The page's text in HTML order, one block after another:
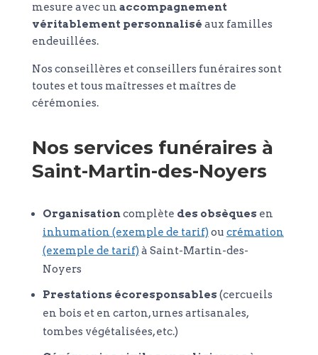
mesure avec un accompagnement
véritablement personnalisé aux familles
endeuillées.
Nos conseillères et conseillers funéraires sont
toutes et tous maîtresses et maîtres de
cérémonies.
Nos services funéraires à
Saint-Martin-des-Noyers
Organisationcomplète des obsèques en
inhumation (exemple de tarif) ou crémation
(exemple de tarif) à Saint-Martin-des-
Noyers
Prestations écoresponsables (cercueils
en bois et en carton, urnes artisanales,
tombes végétalisées, etc.)